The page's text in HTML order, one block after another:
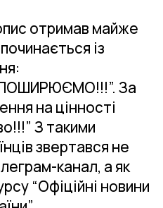
отримав майже
із
ПОШИРЮЄМО!!!”. За
на цінності
З такими
звертався не
канал, а як
“Офіційні новини